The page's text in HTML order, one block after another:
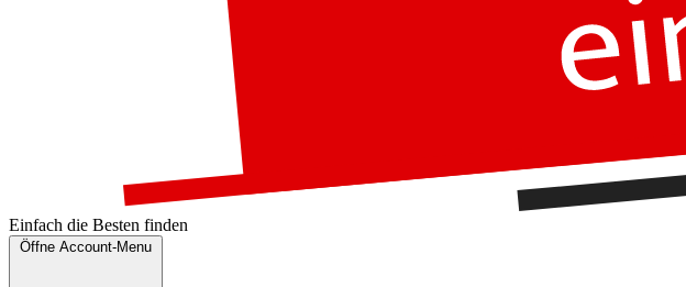
Einfach die Besten finden
Öffne Account-Menu